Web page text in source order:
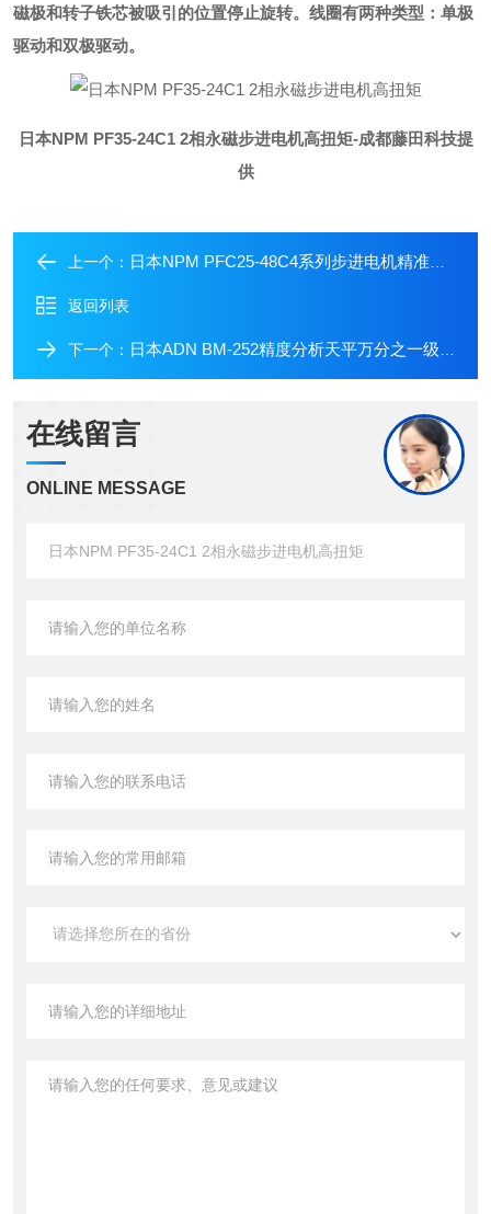
磁极和转子铁芯被吸引的位置停止旋转。 线圈有两种类型：单极
驱动和双极驱动。
日本NPM PF35-24C1 2相永磁步进电机高扭矩-成都藤田科技提
供
上一个： 日本NPM PFC25-48C4系列步进电机精准控制
返回列表
下一个： 日本ADN BM-252精度分析天平万分之一级精度
在线留言
ONLINE MESSAGE